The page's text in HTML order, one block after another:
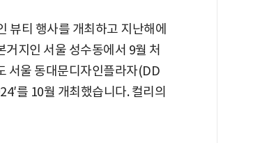
뷰티 행사를 개최하고 지난해에
지인 서울 성수동에서 9월 처
서울 동대문디자인플라자(DD
를 10월 개최했습니다. 컬리의